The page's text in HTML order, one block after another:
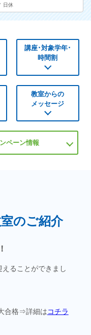
日休
講座･対象学年･
時間割
教室からの
メッセージ
ペーン情報
のご紹介
ることができまし
合格⇒詳細はコチラ